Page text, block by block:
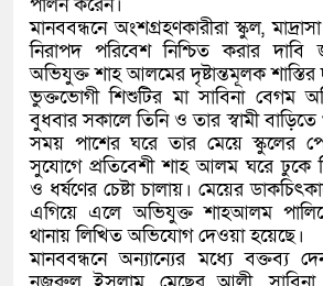
পালন করেন।
মানববন্ধনে অংশগ্রহণকারীরা স্কুল,
নিরাপদ পরিবেশ নিশ্চিত করার
অভিযুক্ত শাহ আলমের দৃষ্টান্তমূলক শাস্তির
ভুক্তভোগী শিশুটির মা সাবিনা বেগম
বুধবার সকালে তিনি ও তার স্বামী বাড়িতে
সময় পাশের ঘরে তার মেয়ে স্কুলের
সুযোগে প্রতিবেশী শাহ আলম ঘরে ঢুকে
ও ধর্ষণের চেষ্টা চালায়। মেয়ের
এগিয়ে এলে অভিযুক্ত শাহআলম
থানায় লিখিত অভিযোগ দেওয়া হয়েছে।
মানববন্ধনে অন্যান্যের মধ্যে বক্তব্য